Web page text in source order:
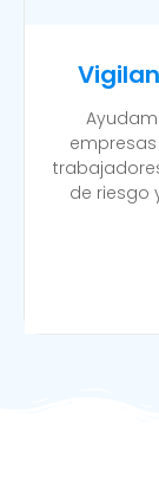
de riesgo